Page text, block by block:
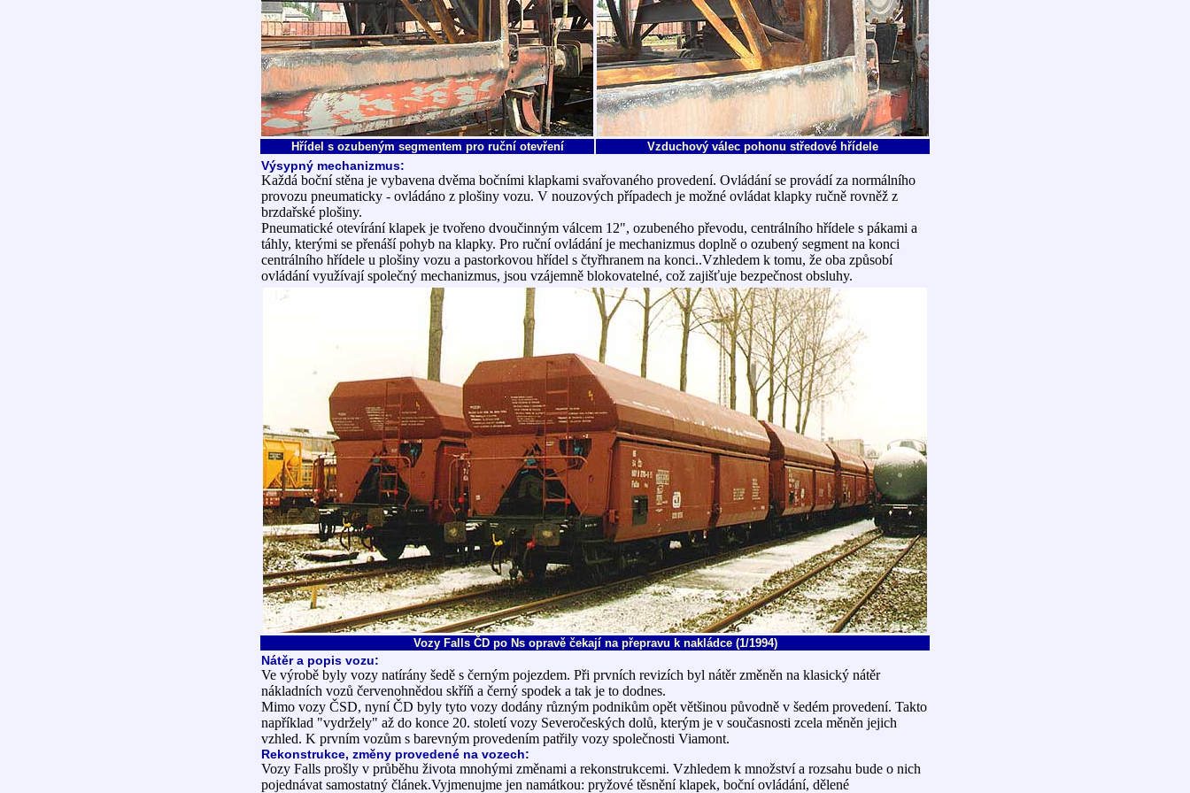
Hřídel s ozubeným segmentem pro ruční otevření Vzduchový válec pohonu středové hřídele
Výsypný mechanizmus:
Každá boční stěna je vybavena dvěma bočními klapkami svařovaného provedení. Ovládání se provádí za normálního
provozu pneumaticky - ovládáno z plošiny vozu. V nouzových případech je možné ovládat klapky ručně rovněž z
brzdařské plošiny.
Pneumatické otevírání klapek je tvořeno dvoučinným válcem 12", ozubeného převodu, centrálního hřídele s pákami a
táhly, kterými se přenáší pohyb na klapky. Pro ruční ovládání je mechanizmus doplně o ozubený segment na konci
centrálního hřídele u plošiny vozu a pastorkovou hřídel s čtyřhranem na konci..Vzhledem k tomu, že oba způsobí
ovládání využívají společný mechanizmus, jsou vzájemně blokovatelné, což zajišťuje bezpečnost obsluhy.
Vozy Falls ČD po Ns opravě čekají na přepravu k nakládce (1/1994)
Nátěr a popis vozu:
Ve výrobě byly vozy natírány šedě s černým pojezdem. Při prvních revizích byl nátěr změněn na klasický nátěr
nákladních vozů červenohnědou skříň a černý spodek a tak je to dodnes.
Mimo vozy ČSD, nyní ČD byly tyto vozy dodány různým podnikům opět většinou původně v šedém provedení. Takto
například "vydržely" až do konce 20. století vozy Severočeských dolů, kterým je v současnosti zcela měněn jejich
vzhled. K prvním vozům s barevným provedením patřily vozy společnosti Viamont.
Rekonstrukce, změny provedené na vozech:
Vozy Falls prošly v průběhu života mnohými změnami a rekonstrukcemi. Vzhledem k množství a rozsahu bude o nich
pojednávat samostatný článek.Vyjmenujme jen namátkou: pryžové těsnění klapek, boční ovládání, dělené